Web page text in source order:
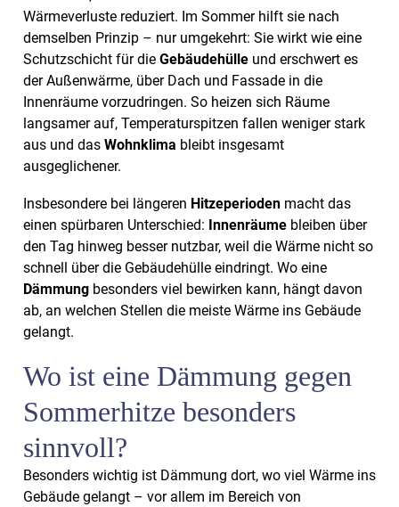
Wärmeverluste reduziert. Im Sommer hilft sie nach
demselben Prinzip – nur umgekehrt: Sie wirkt wie eine
Schutzschicht für die Gebäudehülle und erschwert es
der Außenwärme, über Dach und Fassade in die
Innenräume vorzudringen. So heizen sich Räume
langsamer auf, Temperaturspitzen fallen weniger stark
aus und das Wohnklima bleibt insgesamt
ausgeglichener.
Insbesondere bei längeren Hitzeperioden macht das
einen spürbaren Unterschied: Innenräume bleiben über
den Tag hinweg besser nutzbar, weil die Wärme nicht so
schnell über die Gebäudehülle eindringt. Wo eine
Dämmung besonders viel bewirken kann, hängt davon
ab, an welchen Stellen die meiste Wärme ins Gebäude
gelangt.
Wo ist eine Dämmung gegen
Sommerhitze besonders
sinnvoll?
Besonders wichtig ist Dämmung dort, wo viel Wärme ins
Gebäude gelangt – vor allem im Bereich von